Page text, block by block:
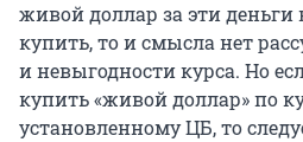
живой доллар за эти деньги
купить, то и смысла нет
и невыгодности курса. Но
купить «живой доллар» по
установленному ЦБ, то